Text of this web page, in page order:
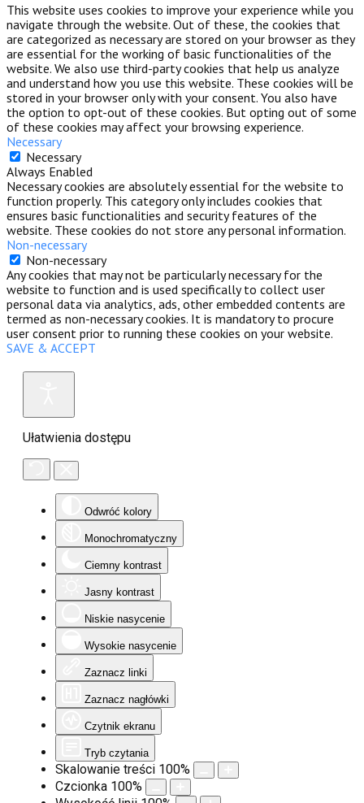
This website uses cookies to improve your experience while you
navigate through the website. Out of these, the cookies that
are categorized as necessary are stored on your browser as they
are essential for the working of basic functionalities of the
website. We also use third-party cookies that help us analyze
and understand how you use this website. These cookies will be
stored in your browser only with your consent. You also have
the option to opt-out of these cookies. But opting out of some
of these cookies may affect your browsing experience.
Necessary
Necessary
Always Enabled
Necessary cookies are absolutely essential for the website to
function properly. This category only includes cookies that
ensures basic functionalities and security features of the
website. These cookies do not store any personal information.
Non-necessary
Non-necessary
Any cookies that may not be particularly necessary for the
website to function and is used specifically to collect user
personal data via analytics, ads, other embedded contents are
termed as non-necessary cookies. It is mandatory to procure
user consent prior to running these cookies on your website.
SAVE & ACCEPT
Ułatwienia dostępu
Odwróć kolory
Monochromatyczny
Ciemny kontrast
Jasny kontrast
Niskie nasycenie
Wysokie nasycenie
Zaznacz linki
Zaznacz nagłówki
Czytnik ekranu
Tryb czytania
Skalowanie treści 100%
Czcionka 100%